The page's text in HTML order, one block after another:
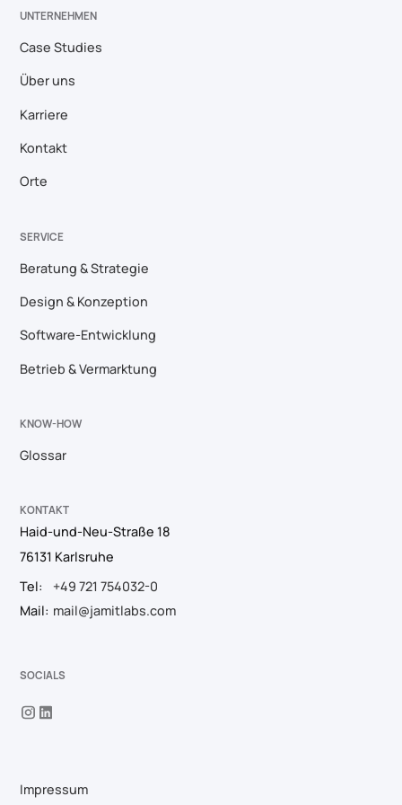
UNTERNEHMEN
Case Studies
Über uns
Karriere
Kontakt
Orte
SERVICE
Beratung & Strategie
Design & Konzeption
Software-Entwicklung
Betrieb & Vermarktung
KNOW-HOW
Glossar
KONTAKT
Haid-und-Neu-Straße 18
76131 Karlsruhe
Tel:
+49 721 754032-0
Mail: mail@jamitlabs.com
SOCIALS
Impressum